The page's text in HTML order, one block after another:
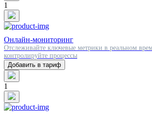
1
Онлайн-мониторинг
Отслеживайте ключевые метрики в реальном
контролируйте процессы
Добавить в тариф
1